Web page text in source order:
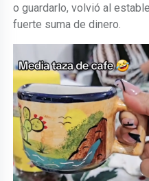
o guardarlo, volvió al
fuerte suma de dinero.